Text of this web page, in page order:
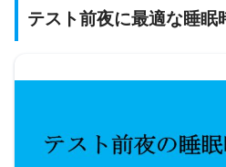
テスト前夜に最適な睡眠